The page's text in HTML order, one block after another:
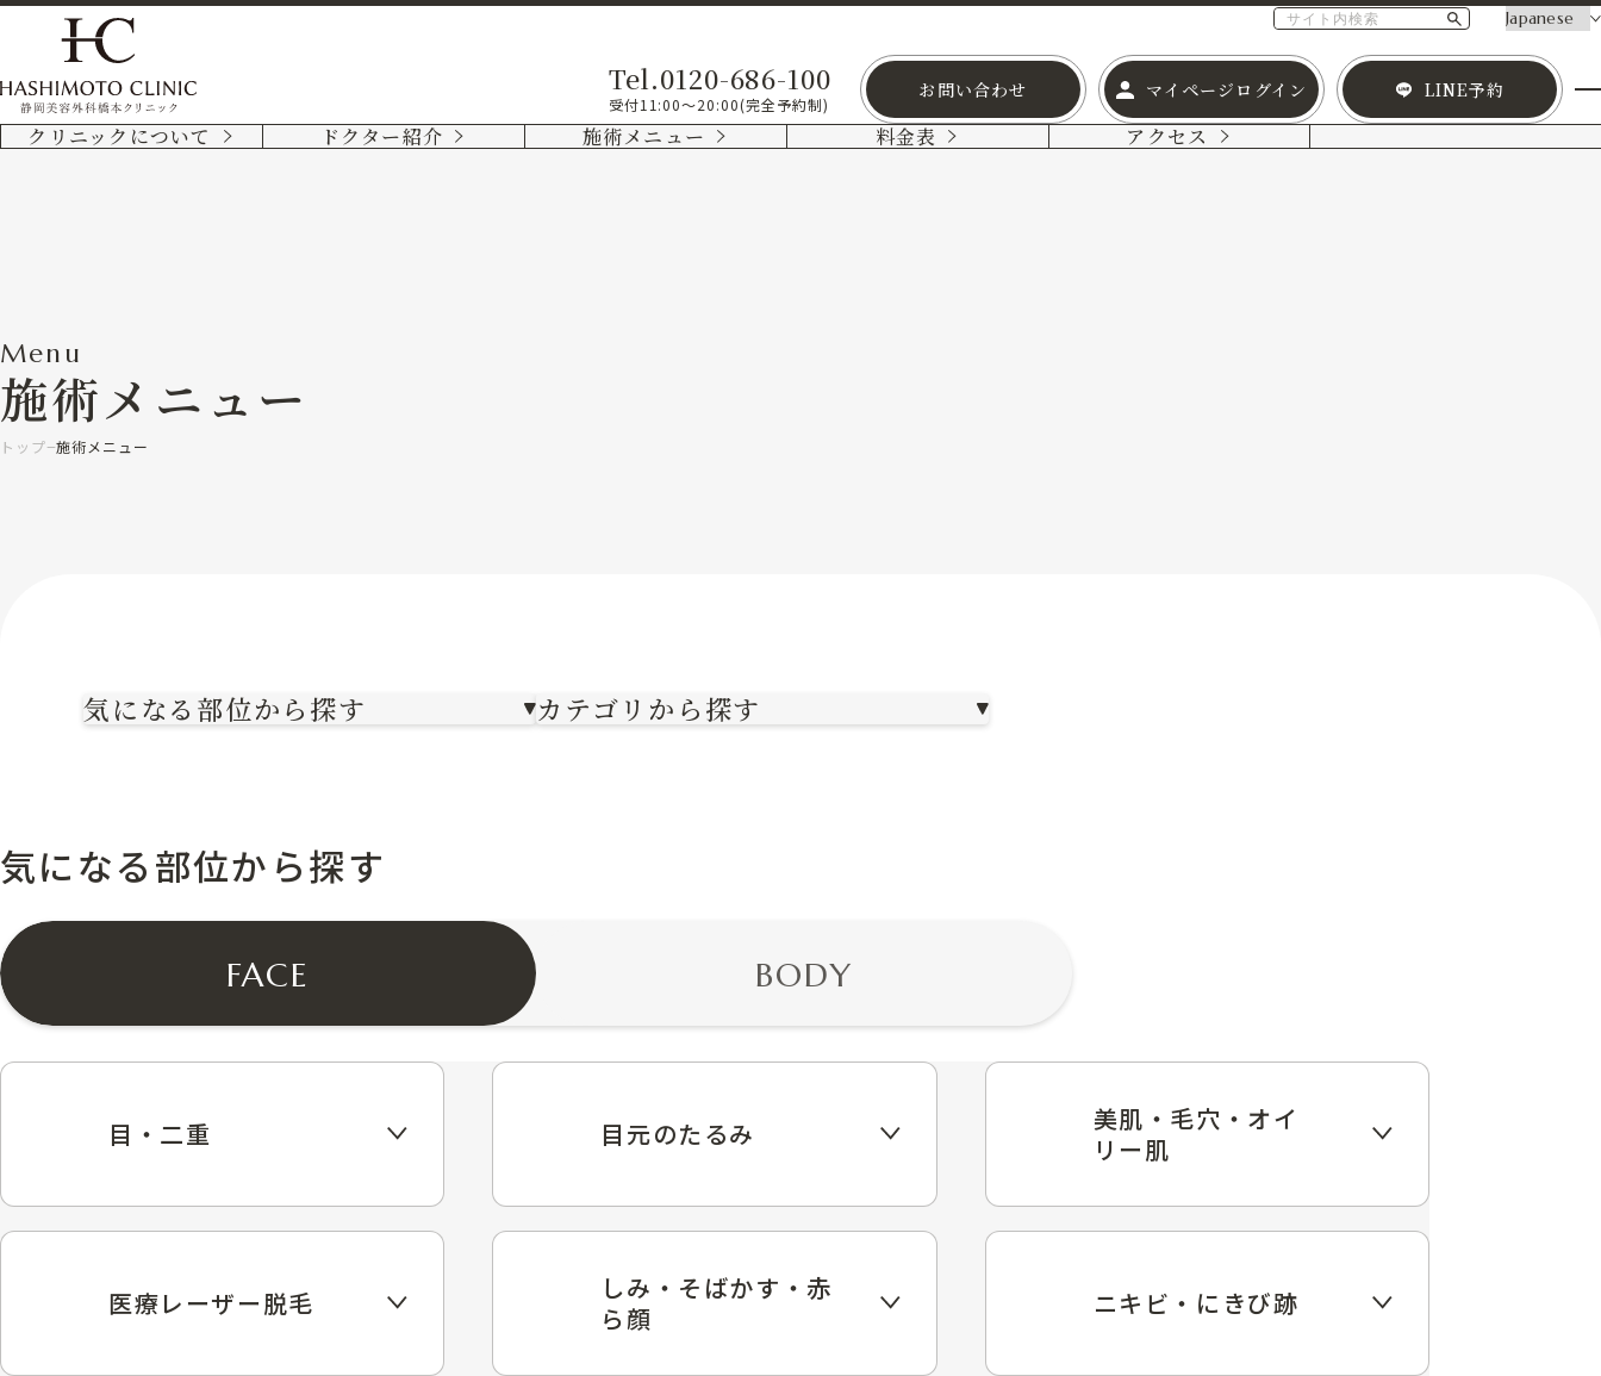
Tel.0120-686-100
受付11:00～20:00(完全予約制)
お問い合わせ マイページログイン LINE予約
クリニックについて ドクター紹介 施術メニュー 料金表 アクセス
Menu
施術メニュー
トップ 施術メニュー
気になる部位から探す カテゴリから探す
気になる部位から探す
FACE BODY
目・二重 目元のたるみ
美肌・毛穴・オイ
リー肌
医療レーザー脱毛
しみ・そばかす・赤
ら顔
ニキビ・にきび跡